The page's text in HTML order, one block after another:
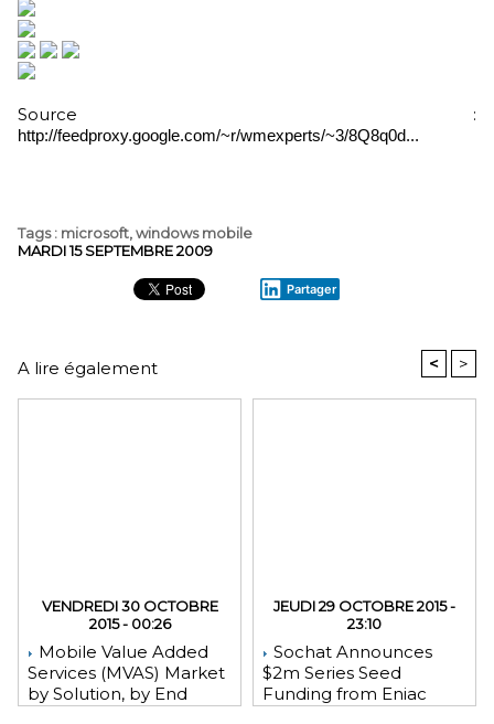
Source :
http://feedproxy.google.com/~r/wmexperts/~3/8Q8q0d...
Tags: microsoft,windows mobile
MARDI 15 SEPTEMBRE 2009
Partager
A lire également < >
VENDREDI 30 OCTOBRE
2015 - 00:26
Mobile Value Added
Services (MVAS) Market
by Solution, by End
JEUDI 29 OCTOBRE 2015 -
23:10
Sochat Announces
$2m Series Seed
Funding from Eniac